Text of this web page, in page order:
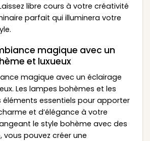
libre cours à votre créativité
parfait qui illuminera votre
magique avec un
et luxueux
magique avec un éclairage
Les lampes bohèmes et les
éléments essentiels pour apporter
et d’élégance à votre
le style bohème avec des
vous pouvez créer une